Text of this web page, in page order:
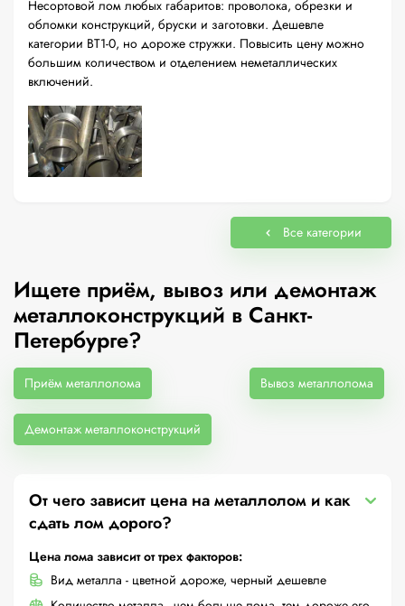
Несортовой лом любых габаритов: проволока, обрезки и
обломки конструкций, бруски и заготовки. Дешевле
категории ВТ1-0, но дороже стружки. Повысить цену можно
большим количеством и отделением неметаллических
включений.
Все категории
Ищете приём, вывоз или демонтаж
металлоконструкций в Санкт-
Петербурге?
Приём металлолома Вывоз металлолома
Демонтаж металлоконструкций
От чего зависит цена на металлолом и как
сдать лом дорого?
Цена лома зависит от трех факторов:
Вид металла - цветной дороже, черный дешевле